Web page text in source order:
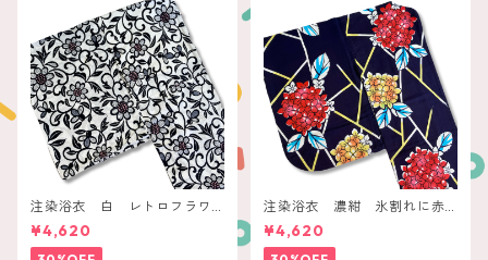
注染浴衣 白 レトロフラワ
ー唐草
¥4,620
注染浴衣 濃紺 氷割れに赤
黄の紫陽花
¥4,620